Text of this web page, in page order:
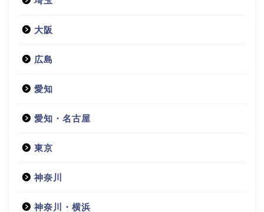
大阪
広島
愛知
愛知・名古屋
東京
神奈川
神奈川・横浜